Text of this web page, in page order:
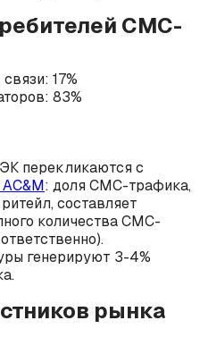
СМС-
17%
83%
перекликаются с
: доля СМС-трафика,
составляет
количества СМС-
генерируют 3-4%
рынка